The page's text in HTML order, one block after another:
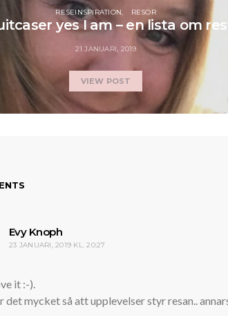
RESEINSPIRATION RESOR
yes I am – en lista om
21 JANUARI, 2019
VIEW POST
Evy Knophskriver:
23 JANUARI, 2019 KL. 20:27
it :-).
det mycket så att upplevelser styr resan..